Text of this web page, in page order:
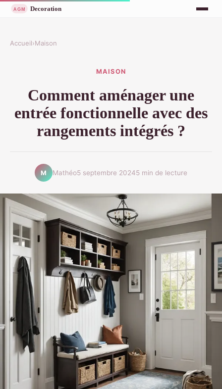
Accueil›Maison
MAISON
Comment aménager une
entrée fonctionnelle avec des
rangements intégrés ?
M Mathéo5 septembre 20245 min de lecture